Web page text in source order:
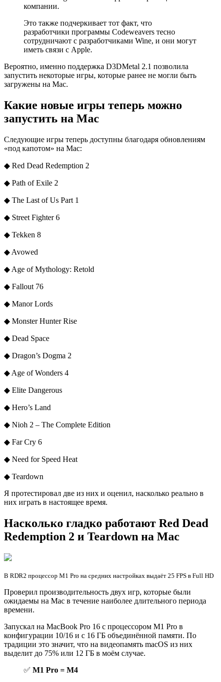
компании.
Это также подчеркивает тот факт, что
разработчики программы Codeweavers тесно
сотрудничают с разработчиками Wine, и они могут
иметь связи с Apple.
Вероятно, именно поддержка D3DMetal 2.1 позволила
запyстить некоторые игры, которые ранее не могли быть
загружены на Mac.
Какие новые игры теперь можно
запустить на Mac
Следующие игры теперь доступны благодаря обновлениям
«под капотом» на Mac:
◆ Red Dead Redemption 2
◆ Path of Exile 2
◆ The Last of Us Part 1
◆ Street Fighter 6
◆ Tekken 8
◆ Avowed
◆ Age of Mythology: Retold
◆ Fallout 76
◆ Manor Lords
◆ Monster Hunter Rise
◆ Dead Space
◆ Dragon’s Dogma 2
◆ Age of Wonders 4
◆ Elite Dangerous
◆ Hero’s Land
◆ Nioh 2 – The Complete Edition
◆ Far Cry 6
◆ Need for Speed Heat
◆ Teardown
Я протестировал две из них и оценил, насколько реально в
них играть в настоящее время.
Насколько гладко работают Red Dead
Redemption 2 и Teardown на Mac
В RDR2 процессор M1 Pro на средних настройках выдаёт 25 FPS в Full HD
Проверил производительность двух игр, которые были
ожидаемы на Mac в течение наиболее длительного периода
времени.
Запускал на MacBook Pro 16 с процессором M1 Pro в
конфигурации 10/16 и с 16 ГБ объединённой памяти. По
традиции это значит, что на видеопамять macOS из них
выделит до 75% или 12 ГБ в моём случае.
✅ M1 Pro = M4